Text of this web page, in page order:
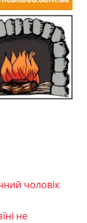
чоловік
не